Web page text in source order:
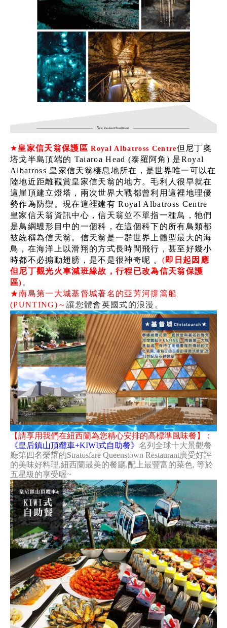
★皇家信天翁保護區 Royal Albatross Centre但尼丁奧
塔戈半島頂端的 Taiaroa Head (泰羅阿角) 是Royal
Albatross 皇家信天翁棲息地所在，是世界唯一可以在
陸地近距離觀賞皇家信天翁的地方。毛利人很早就在
這崖頂建立燈塔，兩次世界大戰都曾利用這裡地理優
勢作為防禦。現在這裡建有 Royal Albatross Centre
皇家信天翁資訊中心，信天翁並不單指一種鳥，牠們
是鳥綱鸌形目中的一個科，在這個科下的所有鳥類都
被統稱為信天翁。信天翁是一群世界上體型最大的海
鳥，在海洋上以滑翔的方式長時間飛行，甚至好幾小
時都不必搧動翅膀，是不是很神奇呢 。 (即日起因應
但尼丁觀光火車減班緣故，行程已改為信天翁保護
區) 。
★南島第一大城基督城著名的亞芳河撐篙船
(PUNTING)～讓您體會英國式的浪漫。
【請享用我們在紐西蘭為您精心安排的高標準風味餐】：
《皇后鎮山頂纜車+KIWI式自助餐》 名列全球十大景觀餐
廳第四名榮耀的Stratosfare Queenstown Restaurant廣受好評
的美味好料理,紐西蘭最美的餐廳,配上最豐富的菜色, 等於
五星級的享受喔~